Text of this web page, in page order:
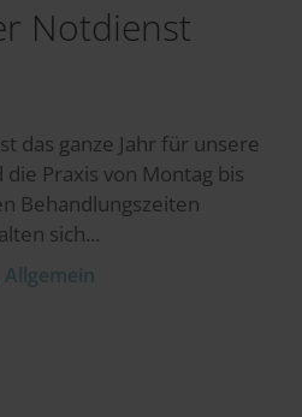
Notdienst
das ganze Jahr für unsere
Praxis von Montag bis
Behandlungszeiten
sich...
Allgemein